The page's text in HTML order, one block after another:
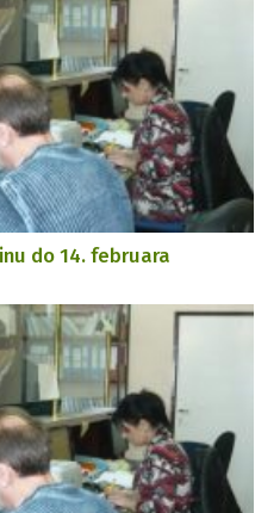
do 14. februara